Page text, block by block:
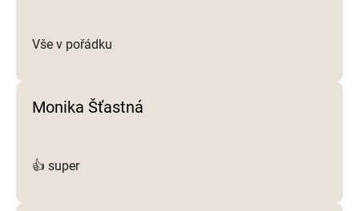
Vše v pořádku
Monika Šťastná
👍 super